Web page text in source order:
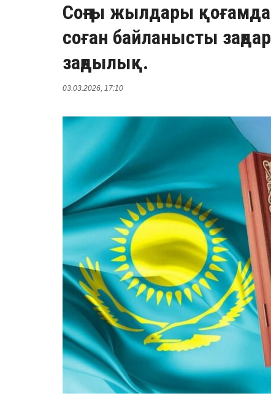
Соңғы жылдары
соған байланысты
заңдылық.
03.03.2026, 17:10